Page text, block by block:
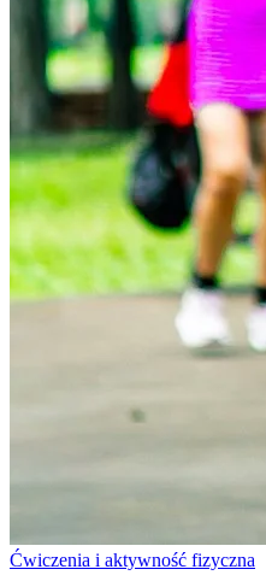
Ćwiczenia i aktywność fizyczna